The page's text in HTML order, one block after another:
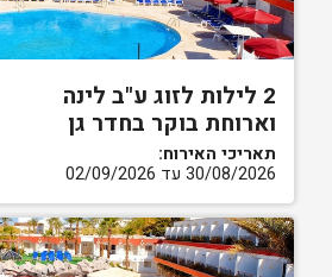
2 לילות לזוג ע"ב לינה
וארוחת בוקר בחדר גן
תאריכי האירוח:
30/08/2026 עד 02/09/2026